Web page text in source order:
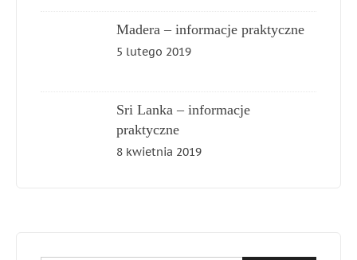
Madera – informacje praktyczne
5 lutego 2019
Sri Lanka – informacje
praktyczne
8 kwietnia 2019